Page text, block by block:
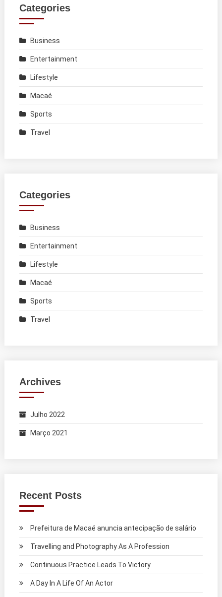
Categories
Business
Entertainment
Lifestyle
Macaé
Sports
Travel
Categories
Business
Entertainment
Lifestyle
Macaé
Sports
Travel
Archives
Julho 2022
Março 2021
Recent Posts
Prefeitura de Macaé anuncia antecipação de salário
Travelling and Photography As A Profession
Continuous Practice Leads To Victory
A Day In A Life Of An Actor